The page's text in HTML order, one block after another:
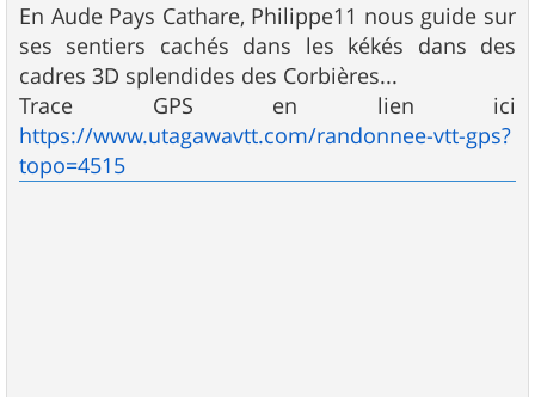
s
s
a
g
e
En Aude Pays Cathare, Philippe11 nous guide sur
ses sentiers cachés dans les kékés dans des
cadres 3D splendides des Corbières...
Trace GPS en lien ici
https://www.utagawavtt.com/randonnee-vtt-gps?
topo=4515